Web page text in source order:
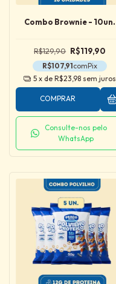
Combo Brownie - 10un.
R$129,90 R$119,90
R$107,91comPix
5 x deR$23,98 sem juros
COMPRAR
Consulte-nos pelo
WhatsApp